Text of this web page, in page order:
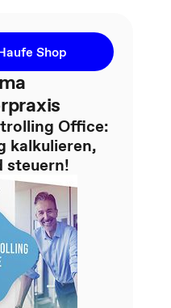
Shop
Office:
kalkulieren,
steuern!